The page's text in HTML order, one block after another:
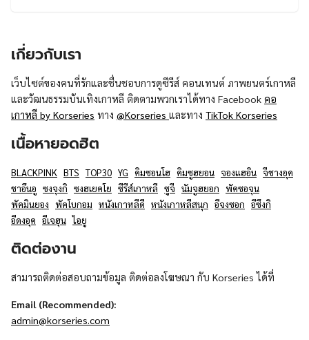
เกี่ยวกับเรา
เว็บไซต์ของคนที่รักและชื่นชอบการดูซีรีส์ คอนเทนต์ ภาพยนตร์เกาหลี
และวัฒนธรรมบันเทิงเกาหลี ติดตามพวกเราได้ทาง Facebook คอ
เกาหลี by Korseries ทาง @Korseries และทาง TikTok Korseries
เนื้อหายอดฮิต
BLACKPINK BTS TOP30 YG คิมซอนโฮ คิมซูฮยอน จองแฮอิน จีชางอุค
ชาอึนอู ซงจุงกิ ซงฮเยคโย ซีรีส์เกาหลี ซูจี นัมจูฮยอก พัคซอจุน
พัคมินยอง พัคโบกอม หนังเกาหลีดี หนังเกาหลีสนุก อีจงซอก อีซึงกิ
อีดงอุค อีเจฮุน ไอยู
ติดต่องาน
สามารถติดต่อสอบถามข้อมูล ติดต่อลงโฆษณา กับ Korseries ได้ที่
Email (Recommended):
admin@korseries.com